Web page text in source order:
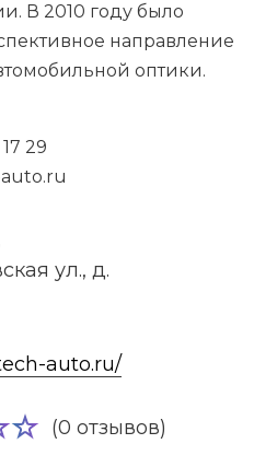
В 2010 году было
направление
оптики.
29
ул., д.
auto.ru/
(0 отзывов)